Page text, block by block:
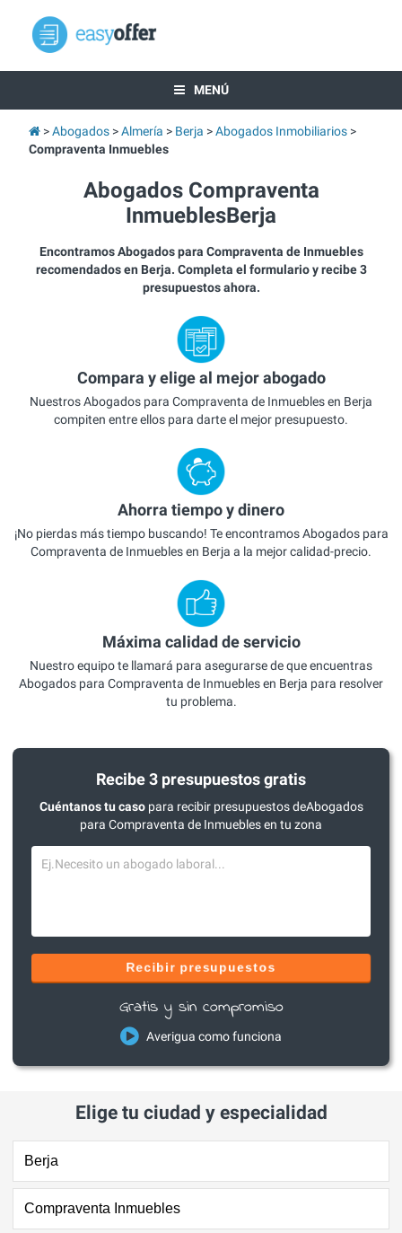
MENÚ
Abogados Almería Berja
Abogados Inmobiliarios
Compraventa Inmuebles
Abogados Compraventa
InmueblesBerja
Encontramos Abogados para Compraventa de Inmuebles
recomendados en Berja. Completa el formulario y recibe 3
presupuestos ahora.
Compara y elige al mejor abogado
Nuestros Abogados para Compraventa de Inmuebles en Berja
compiten entre ellos para darte el mejor presupuesto.
Ahorra tiempo y dinero
¡No pierdas más tiempo buscando! Te encontramos Abogados para
Compraventa de Inmuebles en Berja a la mejor calidad-precio.
Máxima calidad de servicio
Nuestro equipo te llamará para asegurarse de que encuentras
Abogados para Compraventa de Inmuebles en Berja para resolver
tu problema.
Recibe 3 presupuestos gratis
Cuéntanos tu casopara recibir presupuestos deAbogados
para Compraventa de Inmuebles en tu zona
Recibir presupuestos
Gratis y sin compromiso
Averigua como funciona
Elige tu ciudad y especialidad